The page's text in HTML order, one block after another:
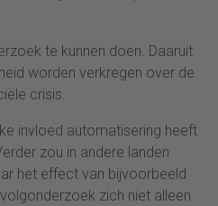
te kunnen doen. Daaruit
worden verkregen over de
crisis.
invloed automatisering heeft
zou in andere landen
het effect van bijvoorbeeld
zich niet alleen